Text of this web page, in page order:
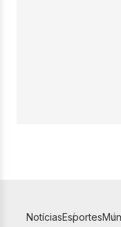
NotíciasEsportes